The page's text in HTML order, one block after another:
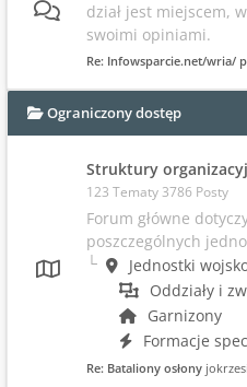
dział jest miejscem,
swoimi opiniami.
Re: Infowsparcie.net/wria/
Ograniczony dostęp
Struktury
123 Tematy 3786 Posty
Forum główne
poszczególnych
Jednostki
Oddziały i
Garnizony
Formacje
Re: Bataliony osłony